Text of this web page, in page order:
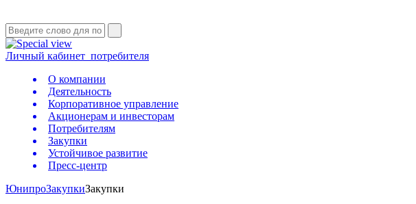
Личный кабинет потребителя
О компании
Деятельность
Корпоративное управление
Акционерам и инвесторам
Потребителям
Закупки
Устойчивое развитие
Пресс-центр
ЮнипроЗакупкиЗакупки